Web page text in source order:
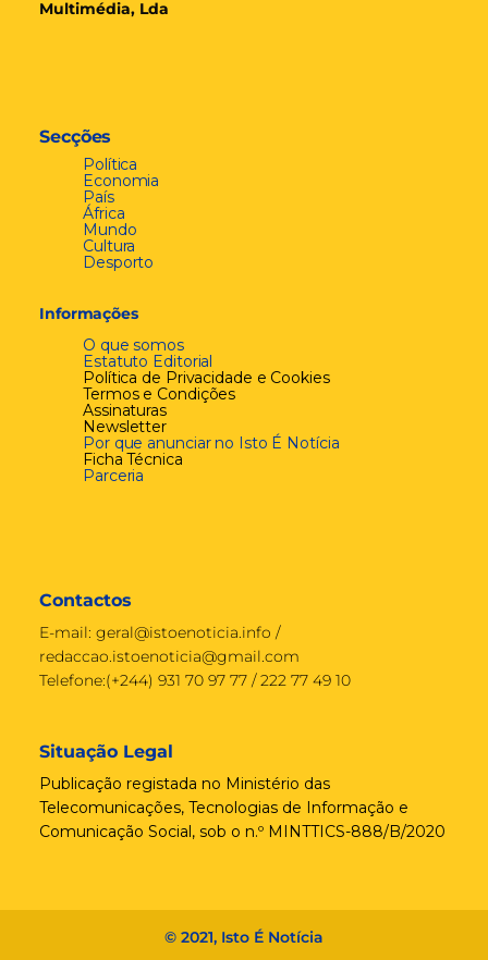
Multimédia, Lda
Secções
Política
Economia
País
África
Mundo
Cultura
Desporto
Informações
O que somos
Estatuto Editorial
Política de Privacidade e Cookies
Termos e Condições
Assinaturas
Newsletter
Por que anunciar no Isto É Notícia
Ficha Técnica
Parceria
Contactos
E-mail: geral@istoenoticia.info /
redaccao.istoenoticia@gmail.com
Telefone:(+244) 931 70 97 77 / 222 77 49 10
Situação Legal
Publicação registada no Ministério das
Telecomunicações, Tecnologias de Informação e
Comunicação Social, sob o n.º MINTTICS-888/B/2020
© 2021, Isto É Notícia